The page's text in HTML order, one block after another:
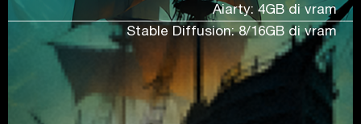
Aiarty: 4GB di vram
Stable Diffusion: 8/16GB di vram